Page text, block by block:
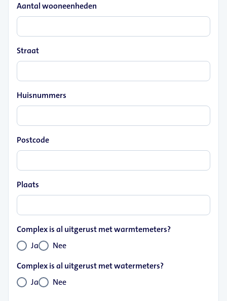
Aantal wooneenheden
Straat
Huisnummers
Postcode
Plaats
Complex is al uitgerust met warmtemeters?
Ja
Nee
Complex is al uitgerust met watermeters?
Ja
Nee